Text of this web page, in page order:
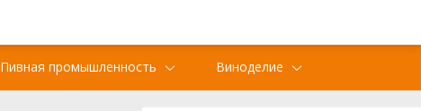
Пивная промышленность Виноделие